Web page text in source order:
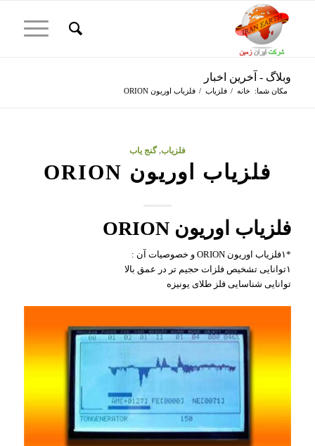
وبلاگ - آخرین اخبار
مکان شما: خانه / فلزیاب / فلزیاب اوریون ORION
فلزیاب,گنج یاب
فلزیاب اوریون ORION
فلزیاب اوریون ORION
*۱فلزیاب اوریون ORION و خصوصیات آن :
۱توانایی تشخیص فلزات حجیم تر در عمق بالا
توانایی شناسایی فلز طلای یونیزه